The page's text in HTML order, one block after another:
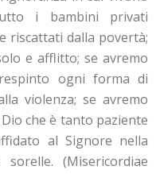
i bambini privati
riscattati dalla povertà;
e afflitto; se avremo
ogni forma di
violenza; se avremo
che è tanto paziente
al Signore nella
(Misericordiae